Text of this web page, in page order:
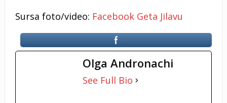
Sursa foto/video: Facebook Geta Jilavu
Olga Andronachi
See Full Bio